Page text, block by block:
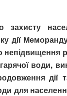
захисту
дії
води,
дії
для